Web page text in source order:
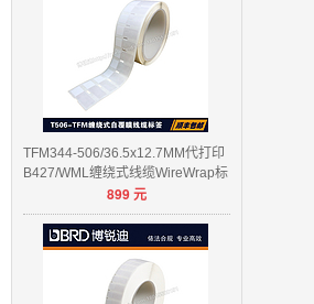
TFM344-506/36.5x12.7MM代打印
B427/WML缠绕式线缆WireWrap标
899元